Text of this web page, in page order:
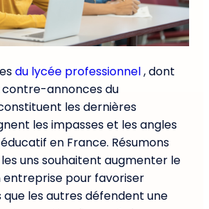
du lycée professionnel, dont
contre-annonces du
les dernières
les impasses et les angles
en France. Résumons
uns souhaitent augmenter le
entreprise pour favoriser
que les autres défendent une